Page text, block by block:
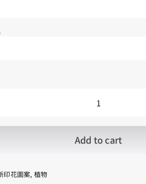
．．
Poinciana
凰
Add to cart
印花圖案, 植物